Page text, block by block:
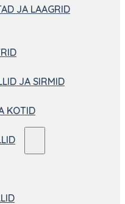
JA LAAGRID
JA SIRMID
KOTID